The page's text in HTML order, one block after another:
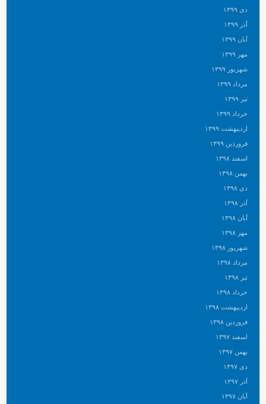
دی ۱۳۹۹
آذر ۱۳۹۹
آبان ۱۳۹۹
مهر ۱۳۹۹
شهریور ۱۳۹۹
مرداد ۱۳۹۹
تیر ۱۳۹۹
خرداد ۱۳۹۹
اردیبهشت ۱۳۹۹
فروردین ۱۳۹۹
اسفند ۱۳۹۸
بهمن ۱۳۹۸
دی ۱۳۹۸
آذر ۱۳۹۸
آبان ۱۳۹۸
مهر ۱۳۹۸
شهریور ۱۳۹۸
مرداد ۱۳۹۸
تیر ۱۳۹۸
خرداد ۱۳۹۸
اردیبهشت ۱۳۹۸
فروردین ۱۳۹۸
اسفند ۱۳۹۷
بهمن ۱۳۹۷
دی ۱۳۹۷
آذر ۱۳۹۷
آبان ۱۳۹۷